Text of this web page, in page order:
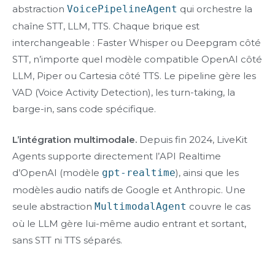
abstraction VoicePipelineAgent qui orchestre la
chaîne STT, LLM, TTS. Chaque brique est
interchangeable : Faster Whisper ou Deepgram côté
STT, n’importe quel modèle compatible OpenAI côté
LLM, Piper ou Cartesia côté TTS. Le pipeline gère les
VAD (Voice Activity Detection), les turn-taking, la
barge-in, sans code spécifique.
L’intégration multimodale. Depuis fin 2024, LiveKit
Agents supporte directement l’API Realtime
d’OpenAI (modèle gpt-realtime), ainsi que les
modèles audio natifs de Google et Anthropic. Une
seule abstraction MultimodalAgent couvre le cas
où le LLM gère lui-même audio entrant et sortant,
sans STT ni TTS séparés.